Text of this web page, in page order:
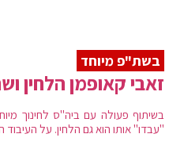
בשת"פ מיוחד
זאבי קאופמן הלחין
בשיתוף פעולה עם ביה"ס לחינוך
"עבדו" אותו הוא גם הלחין. על העיבוד